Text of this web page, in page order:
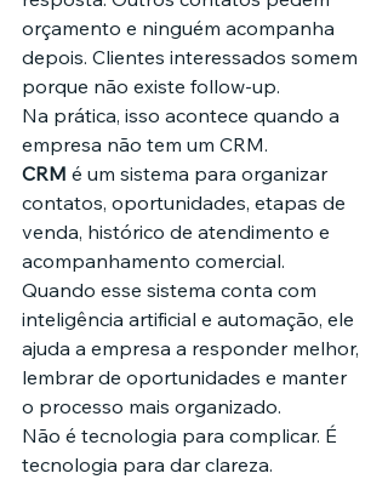
orçamento e ninguém acompanha
depois. Clientes interessados somem
porque não existe follow-up.
Na prática, isso acontece quando a
empresa não tem um CRM.
CRM é um sistema para organizar
contatos, oportunidades, etapas de
venda, histórico de atendimento e
acompanhamento comercial.
Quando esse sistema conta com
inteligência artificial e automação, ele
ajuda a empresa a responder melhor,
lembrar de oportunidades e manter
o processo mais organizado.
Não é tecnologia para complicar. É
tecnologia para dar clareza.